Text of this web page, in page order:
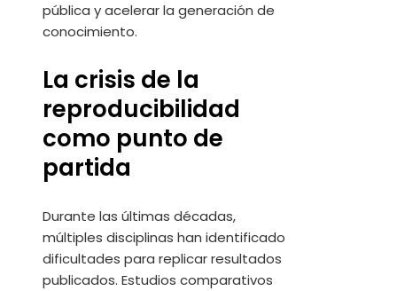
pública y acelerar la generación de
conocimiento.
La crisis de la
reproducibilidad
como punto de
partida
Durante las últimas décadas,
múltiples disciplinas han identificado
dificultades para replicar resultados
publicados. Estudios comparativos